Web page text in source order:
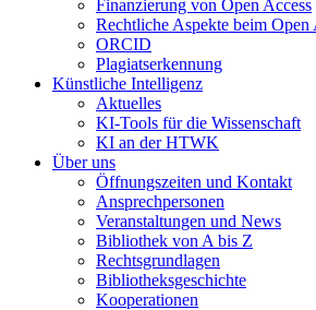
Finanzierung von Open Access
Rechtliche Aspekte beim Open
ORCID
Plagiatserkennung
Künstliche Intelligenz
Aktuelles
KI-Tools für die Wissenschaft
KI an der HTWK
Über uns
Öffnungszeiten und Kontakt
Ansprechpersonen
Veranstaltungen und News
Bibliothek von A bis Z
Rechtsgrundlagen
Bibliotheksgeschichte
Kooperationen